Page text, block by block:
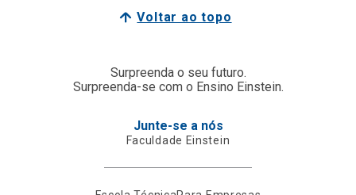
Voltar ao topo
Surpreenda o seu futuro.
Surpreenda-se com o Ensino Einstein.
Junte-se a nós
Faculdade Einstein